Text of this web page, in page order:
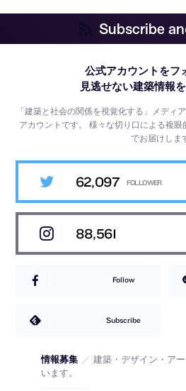
Subscribe
公式アカウントをフ
見逃せない建築情報
「建築と社会の関係を視覚化する」メディ
アカウントです。様々な切り口による複
でお届けしま
62,097
88,561
Follow
Subscribe
情報募集 ／ 建築・デザイン・ア
います。